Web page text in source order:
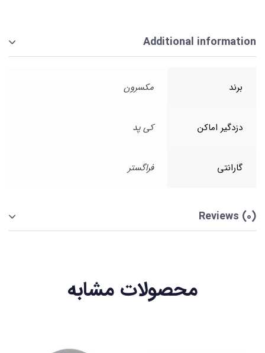
Additional information
برند مکسرون
دزدگیر اماکن کی پد
گارانتی فراگستر
Reviews (0)
محصولات مشابه